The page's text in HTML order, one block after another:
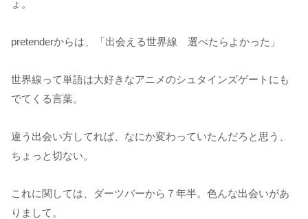
ょ。
pretenderからは、「出会える世界線 選べたらよかった」
世界線って単語は大好きなアニメのシュタインズゲートにも
でてくる言葉。
違う出会い方してれば、なにか変わっていたんだろと思う、
ちょっと切ない。
これに関しては、ダーツバーから７年半。色んな出会いがあ
りまして。